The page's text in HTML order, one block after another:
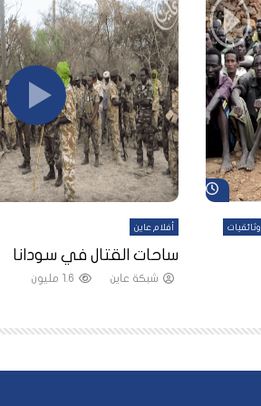
شاهد لاحقاً
وثائقيات أفلام عاين
ساحات القتال في سودانا
شبكة عاين 1.6 مليون